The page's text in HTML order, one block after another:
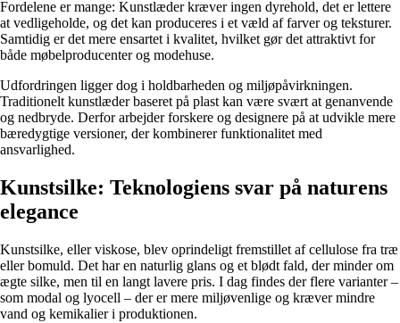
Fordelene er mange: Kunstlæder kræver ingen dyrehold, det er lettere
at vedligeholde, og det kan produceres i et væld af farver og teksturer.
Samtidig er det mere ensartet i kvalitet, hvilket gør det attraktivt for
både møbelproducenter og modehuse.
Udfordringen ligger dog i holdbarheden og miljøpåvirkningen.
Traditionelt kunstlæder baseret på plast kan være svært at genanvende
og nedbryde. Derfor arbejder forskere og designere på at udvikle mere
bæredygtige versioner, der kombinerer funktionalitet med
ansvarlighed.
Kunstsilke: Teknologiens svar på naturens
elegance
Kunstsilke, eller viskose, blev oprindeligt fremstillet af cellulose fra træ
eller bomuld. Det har en naturlig glans og et blødt fald, der minder om
ægte silke, men til en langt lavere pris. I dag findes der flere varianter –
som modal og lyocell – der er mere miljøvenlige og kræver mindre
vand og kemikalier i produktionen.